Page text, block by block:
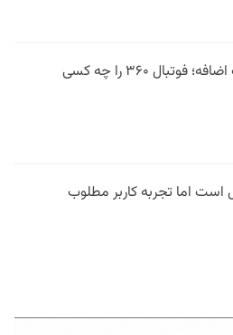
فیلتر در وقت اضافه؛ فوتبال ۳۶۰ را چه کسی
است اما تجربه کاربر مطلوب